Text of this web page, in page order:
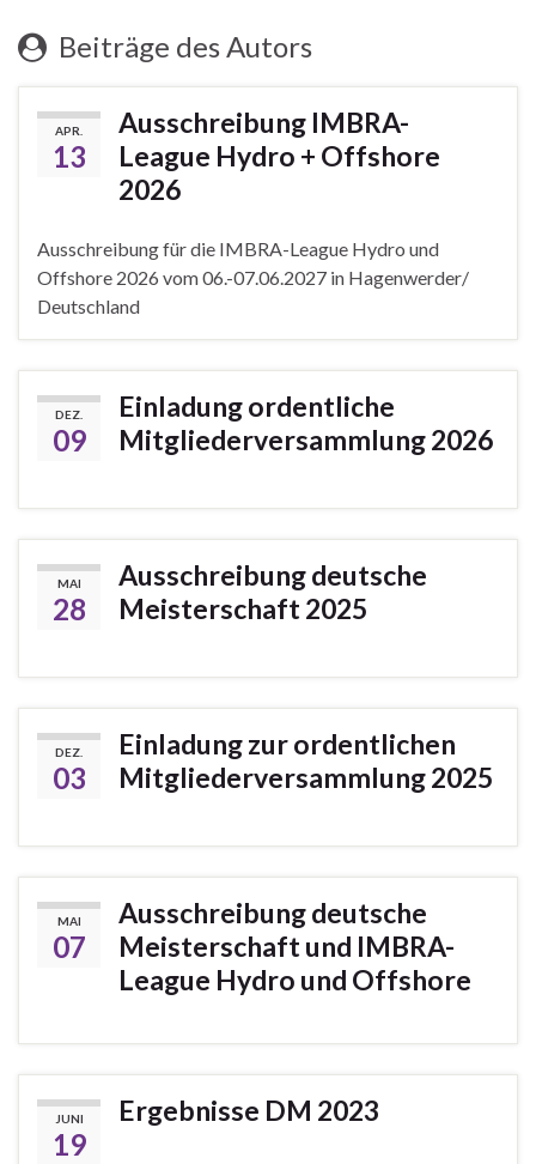
Beiträge des Autors
APR.
13
Ausschreibung IMBRA-
League Hydro + Offshore
2026
Ausschreibung für die IMBRA-League Hydro und
Offshore 2026 vom 06.-07.06.2027 in Hagenwerder/
Deutschland
DEZ.
09
Einladung ordentliche
Mitgliederversammlung 2026
MAI
28
Ausschreibung deutsche
Meisterschaft 2025
DEZ.
03
Einladung zur ordentlichen
Mitgliederversammlung 2025
MAI
07
Ausschreibung deutsche
Meisterschaft und IMBRA-
League Hydro und Offshore
JUNI
19
Ergebnisse DM 2023